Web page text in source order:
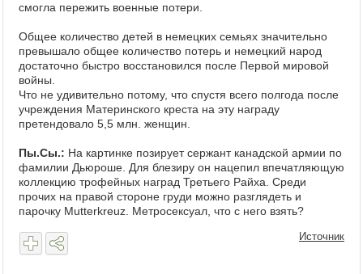
смогла пережить военные потери.
Общее количество детей в немецких семьях значительно
превышало общее количество потерь и немецкий народ
достаточно быстро восстановился после Первой мировой
войны.
Что не удивительно потому, что спустя всего полгода после
учреждения Материнского креста на эту награду
претендовало 5,5 млн. женщин.
Пы.Сы.: На картинке позирует сержант канадской армии по
фамилии Дьюроше. Для блезиру он нацепил впечатляющую
коллекцию трофейных наград Третьего Райха. Среди
прочих на правой стороне груди можно разглядеть и
парочку Mutterkreuz. Метросексуал, что с него взять?
Источник